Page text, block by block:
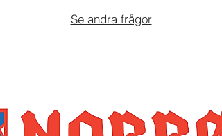
Se andra frågor